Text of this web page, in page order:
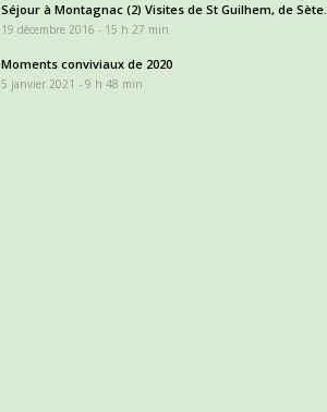
Séjour à Montagnac (2) Visites de St Guilhem, de Sète...
19 décembre 2016 - 15 h 27 min
Moments conviviaux de 2020
5 janvier 2021 - 9 h 48 min